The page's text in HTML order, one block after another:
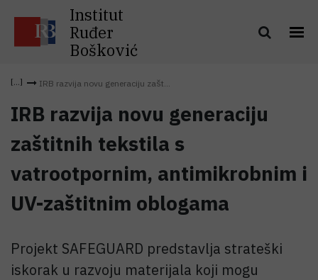
Institut
Ruđer
Bošković
IRB razvija novu generaciju zašt...
IRB razvija novu generaciju
zaštitnih tekstila s
vatrootpornim, antimikrobnim i
UV-zaštitnim oblogama
Projekt SAFEGUARD predstavlja strateški
iskorak u razvoju materijala koji mogu